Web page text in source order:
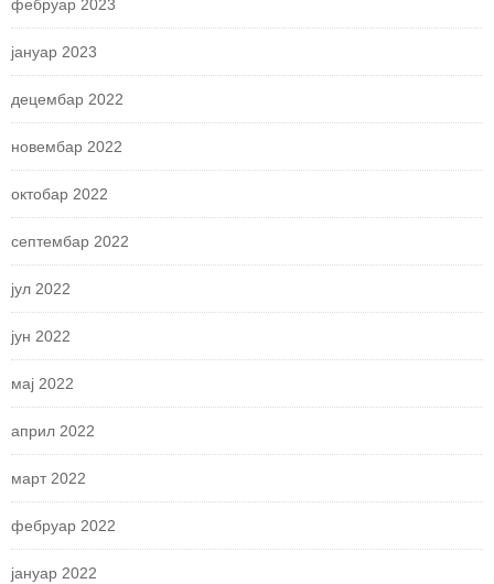
фебруар 2023
јануар 2023
децембар 2022
новембар 2022
октобар 2022
септембар 2022
јул 2022
јун 2022
мај 2022
април 2022
март 2022
фебруар 2022
јануар 2022